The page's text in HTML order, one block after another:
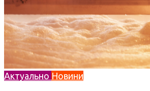
Актуально Новини